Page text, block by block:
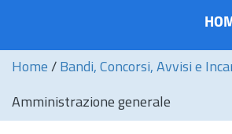
Home / Bandi, Concorsi, Avvisi e
Amministrazione generale